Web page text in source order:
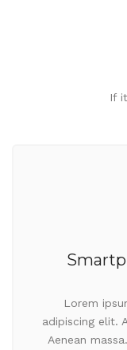
If
Lorem
adipiscing elit.
Aenean